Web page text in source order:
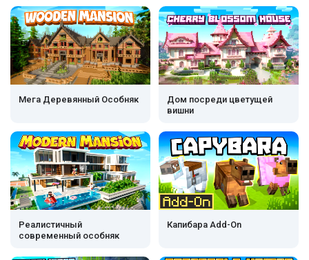
Мега Деревянный Особняк
Дом посреди цветущей
вишни
Реалистичный
современный особняк
Капибара Add-On